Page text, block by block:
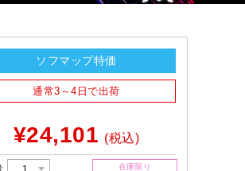
ソフマップ特価
通常3～4日で出荷
¥24,101 (税込)
在庫限り